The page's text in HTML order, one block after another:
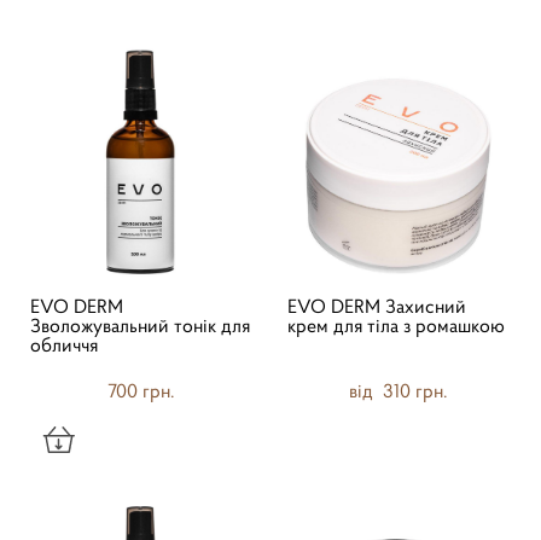
EVO DERM
Зволожувальний тонік для
обличчя
700 грн.
EVO DERM Захисний
крем для тіла з ромашкою
від 310 грн.